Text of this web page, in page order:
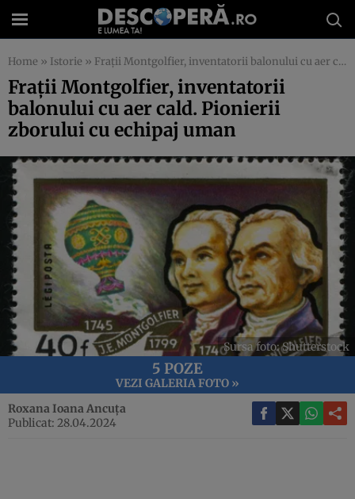
Home » Istorie » Frații Montgolfier, inventatorii balonului cu aer cald. Pionierii zborului cu echipaj uman
Frații Montgolfier, inventatorii
balonului cu aer cald. Pionierii
zborului cu echipaj uman
Sursa foto: Shutterstock
5 POZE
VEZI GALERIA FOTO »
Roxana Ioana Ancuța
Publicat: 28.04.2024